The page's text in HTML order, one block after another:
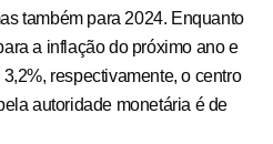
também para 2024. Enquanto
a inflação do próximo ano e
respectivamente, o centro
autoridade monetária é de